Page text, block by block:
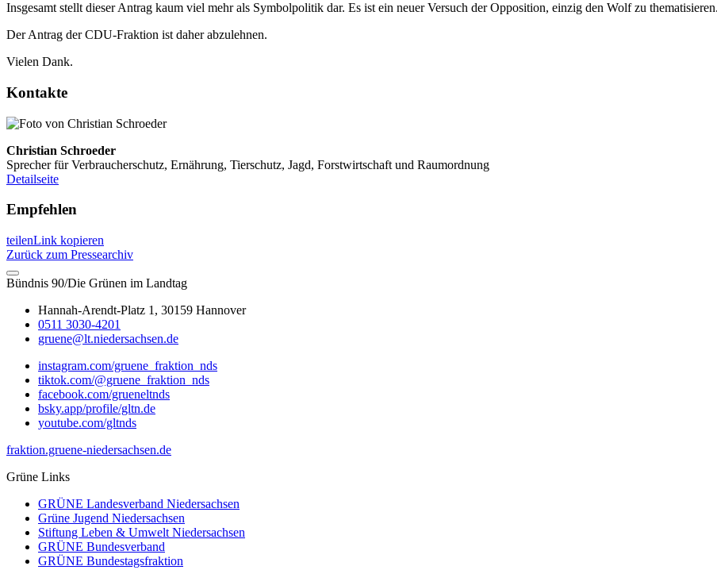
Insgesamt stellt dieser Antrag kaum viel mehr als Symbolpolitik dar. Es ist ein neuer Versuch der Opposition, einzig den Wolf zu thematisieren.
Der Antrag der CDU-Fraktion ist daher abzulehnen.
Vielen Dank.
Kontakte
Christian Schroeder
Sprecher für Verbraucherschutz, Ernährung, Tierschutz, Jagd, Forstwirtschaft und Raumordnung
Detailseite
Empfehlen
teilenLink kopieren
Zurück zum Pressearchiv
Bündnis 90/Die Grünen im Landtag
Hannah-Arendt-Platz 1, 30159 Hannover
0511 3030-4201
gruene@lt.niedersachsen.de
instagram.com/gruene_fraktion_nds
tiktok.com/@gruene_fraktion_nds
facebook.com/grueneltnds
bsky.app/profile/gltn.de
youtube.com/gltnds
fraktion.gruene-niedersachsen.de
Grüne Links
GRÜNE Landesverband Niedersachsen
Grüne Jugend Niedersachsen
Stiftung Leben & Umwelt Niedersachsen
GRÜNE Bundesverband
GRÜNE Bundestagsfraktion